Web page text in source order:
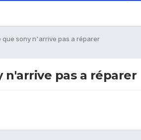
que sony n'arrive pas a réparer
pas a réparer